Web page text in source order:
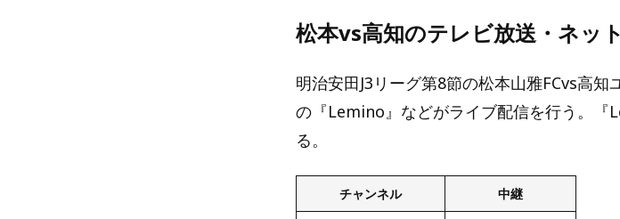
松本vs高知のテレビ放送・ネッ
明治安田J3リーグ第8節の松本山雅FCvs高
の『Lemino』などがライブ配信を行う。『
る。
チャンネル 中継